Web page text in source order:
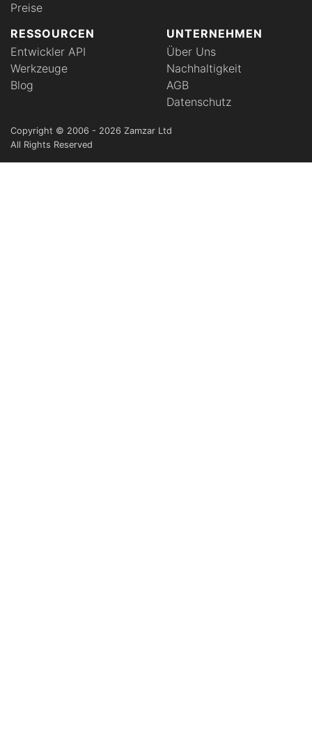
Preise
RESSOURCEN
Entwickler API
Werkzeuge
Blog
UNTERNEHMEN
Über Uns
Nachhaltigkeit
AGB
Datenschutz
Copyright © 2006 - 2026 Zamzar Ltd
All Rights Reserved